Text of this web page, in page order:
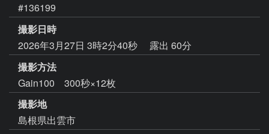
#136199
撮影日時
2026年3月27日 3時2分40秒
露出 60分
撮影方法
Gain100 300秒×12枚
撮影地
島根県出雲市